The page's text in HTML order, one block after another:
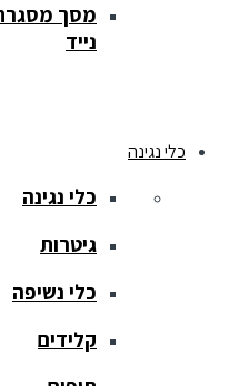
מסך מסגרת
נייד
כלי נגינה
כלי נגינה
גיטרות
כלי נשיפה
קלידים